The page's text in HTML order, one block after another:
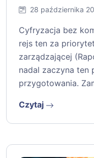
28 października
Cyfryzacja bez
rejs ten za
zarządzającej
nadal zaczyna ten
przygotowania.
Czytaj